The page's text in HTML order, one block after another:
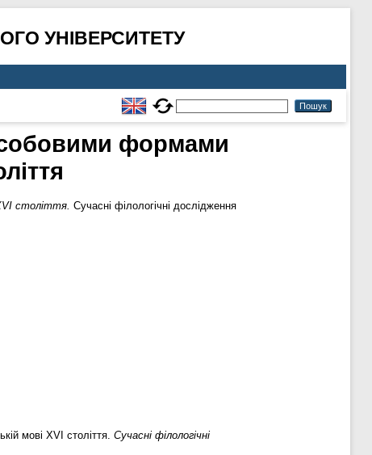
УНІВЕРСИТЕТУ
формами
століття. Сучасні філологічні дослідження
мові XVІ століття. Сучасні філологічні